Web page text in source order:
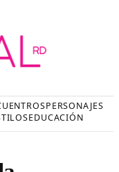
PERSONAJES
EDUCACIÓN